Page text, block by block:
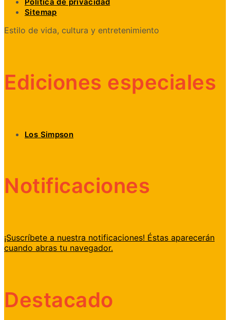
Sitemap
Estilo de vida, cultura y entretenimiento
Ediciones especiales
Los Simpson
Notificaciones
¡Suscríbete a nuestra notificaciones! Éstas aparecerán
cuando abras tu navegador.
Destacado